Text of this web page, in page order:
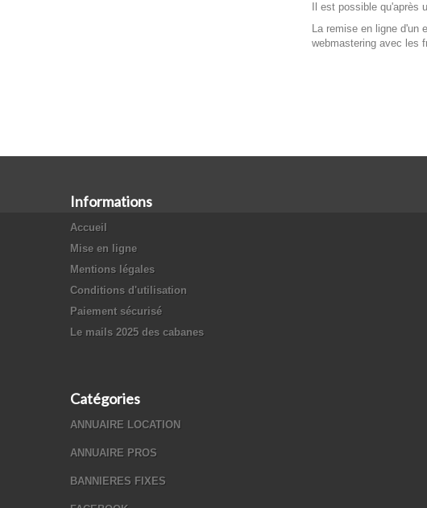
Il est possible
La remise en ligne d'un
webmastering avec les
Informations
Accueil
Mise en ligne
Mentions légales
Conditions d'utilisation
Paiement sécurisé
Le mails 2025 des cabanes
Catégories
ANNUAIRE LOCATION
ANNUAIRE PROS
BANNIERES FIXES